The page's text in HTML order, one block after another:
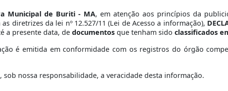
Municipal de Buriti - MA, em atenção aos princípios da
diretrizes da lei nº 12.527/11 (Lei de Acesso a informação),
a presente data, de documentos que tenham sido classificados
é emitida em conformidade com os registros do órgão
sob nossa responsabilidade, a veracidade desta informação.